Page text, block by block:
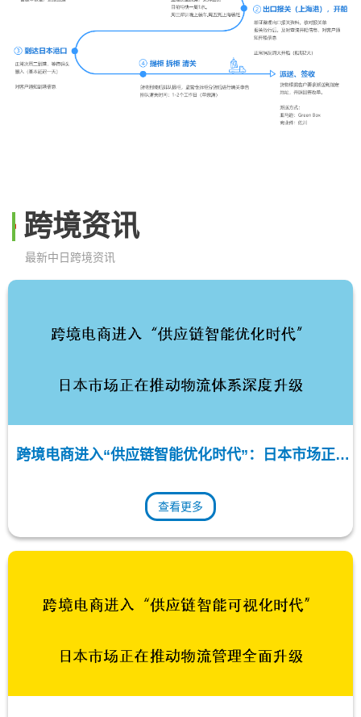
跨境资讯
最新中日跨境资讯
跨境电商进入“供应链智能优化时代”：日本市场正在
查看更多